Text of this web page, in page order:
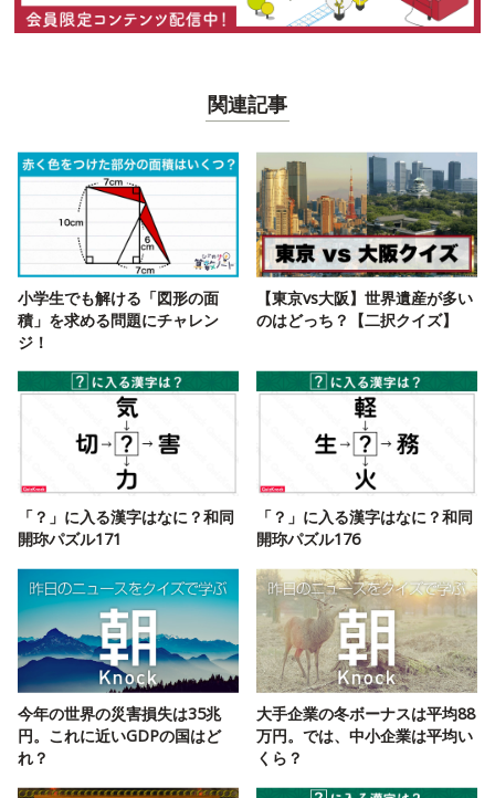
関連記事
小学生でも解ける「図形の面
積」を求める問題にチャレン
ジ！
【東京vs大阪】世界遺産が多い
のはどっち？【二択クイズ】
「？」に入る漢字はなに？和同
開珎パズル171
「？」に入る漢字はなに？和同
開珎パズル176
今年の世界の災害損失は35兆
円。これに近いGDPの国はど
れ？
大手企業の冬ボーナスは平均88
万円。では、中小企業は平均い
くら？